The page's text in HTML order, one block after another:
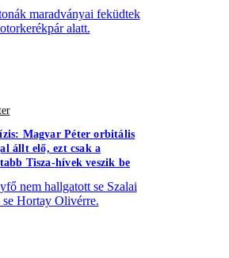
maradványai feküdtek
alatt.
Magyar Péter orbitális
állt elő, ezt csak a
Tisza-hívek veszik be
nem hallgatott se Szalai
se Hortay Olivérre.